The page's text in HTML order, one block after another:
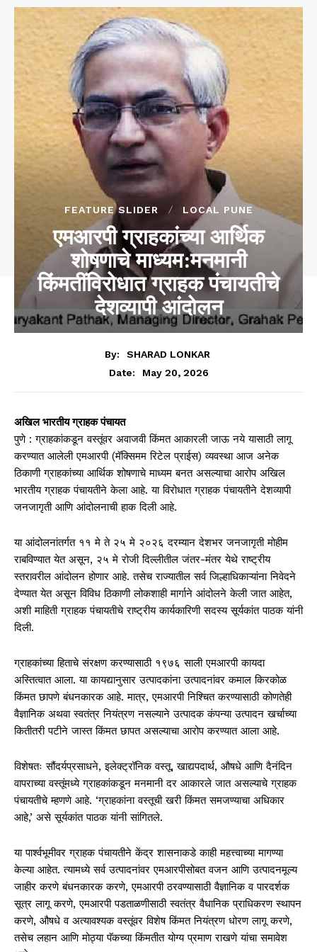
FEATURE SLIDER LOCAL PUNE
एमआरपी ग्राहकांच्या आर्थिक
शोषणाचे माध्यम:मनमानी
किंमतींविरोधात ग्राहक पंचायतीचे
देशव्यापी आंदोलन
By:
SHARAD LONKAR
Date:
May 20, 2026
अखिल भारतीय ग्राहक पंचायत
पुणे : ग्राहकांकडून वस्तूंवर अवाजवी किंमत आकारली जाऊ नये यासाठी लागू
करण्यात आलेली एमआरपी (मॅक्सिमम रिटेल प्राईस) व्यवस्था आज अनेक
ठिकाणी ग्राहकांच्या आर्थिक शोषणाचे माध्यम बनत असल्याचा आरोप अखिल
भारतीय ग्राहक पंचायतीने केला आहे. या विरोधात ग्राहक पंचायतीने देशव्यापी
जनजागृती आणि आंदोलनाची हाक दिली आहे.
या आंदोलनांतर्गत ११ मे ते २५ मे २०२६ दरम्यान देशभर जनजागृती मोहीम
राबविण्यात येत असून, २५ मे रोजी दिल्लीतील जंतर-मंतर येथे राष्ट्रीय
स्तरावरील आंदोलन होणार आहे. तसेच राज्यातील सर्व जिल्हाधिकाऱ्यांना निवेदने
देण्यात येत असून विविध ठिकाणी लोकशाही मार्गाने आंदोलने केली जात आहेत,
अशी माहिती ग्राहक पंचायतीचे राष्ट्रीय कार्यकारिणी सदस्य सूर्यकांत पाठक यांनी
दिली.
ग्राहकांच्या हिताचे संरक्षण करण्यासाठी १९७६ साली एमआरपी कायदा
अस्तित्वात आला. या कायद्यानुसार उत्पादकांना उत्पादनांवर कमाल किरकोळ
किंमत छापणे बंधनकारक आहे. मात्र, एमआरपी निश्चित करण्यासाठी कोणतेही
वैज्ञानिक अथवा स्वतंत्र नियंत्रण नसल्याने उत्पादक कंपन्या उत्पादन खर्चाच्या
कितीतरी पटीने जास्त किंमत छापत असल्याचा आरोप करण्यात आला आहे.
विशेषतः सौंदर्यप्रसाधने, इलेक्ट्रॉनिक वस्तू, खाद्यपदार्थ, औषधे आणि दैनंदिन
वापराच्या वस्तूंमध्ये ग्राहकांकडून मनमानी दर आकारले जात असल्याचे ग्राहक
पंचायतीचे म्हणणे आहे. ‘ग्राहकांना वस्तूची खरी किंमत समजण्याचा अधिकार
आहे,’ असे सूर्यकांत पाठक यांनी सांगितले.
या पार्श्वभूमीवर ग्राहक पंचायतीने केंद्र शासनाकडे काही महत्त्वाच्या मागण्या
केल्या आहेत. त्यामध्ये सर्व उत्पादनांवर एमआरपीसोबत वजन आणि उत्पादनमूल्य
जाहीर करणे बंधनकारक करणे, एमआरपी ठरवण्यासाठी वैज्ञानिक व पारदर्शक
सूत्र लागू करणे, एमआरपी पडताळणीसाठी स्वतंत्र वैधानिक प्राधिकरण स्थापन
करणे, औषधे व अत्यावश्यक वस्तूंवर विशेष किंमत नियंत्रण धोरण लागू करणे,
तसेच लहान आणि मोठ्या पॅकच्या किंमतीत योग्य प्रमाण राखणे यांचा समावेश